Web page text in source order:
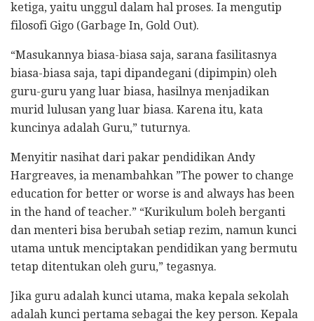
ketiga, yaitu unggul dalam hal proses. Ia mengutip
filosofi Gigo (Garbage In, Gold Out).
“Masukannya biasa-biasa saja, sarana fasilitasnya
biasa-biasa saja, tapi dipandegani (dipimpin) oleh
guru-guru yang luar biasa, hasilnya menjadikan
murid lulusan yang luar biasa. Karena itu, kata
kuncinya adalah Guru,” tuturnya.
​Menyitir nasihat dari pakar pendidikan Andy
Hargreaves, ia menambahkan ​”The power to change
education for better or worse is and always has been
in the hand of teacher.” “Kurikulum boleh berganti
dan menteri bisa berubah setiap rezim, namun kunci
utama untuk menciptakan pendidikan yang bermutu
tetap ditentukan oleh guru,” tegasnya.
Jika guru adalah kunci utama, maka kepala sekolah
adalah kunci pertama sebagai the key person. Kepala